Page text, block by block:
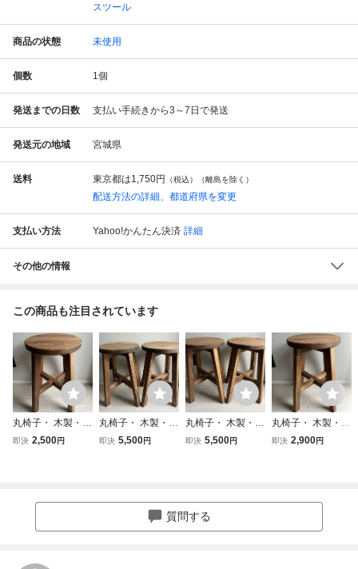
スツール
商品の状態 未使用
個数 1個
発送までの日数 支払い手続きから3～7日で発送
発送元の地域 宮城県
送料 東京都は1,750円 （税込）（離島を除く）
配送方法の詳細、都道府県を変更
支払い方法 Yahoo!かんたん決済 詳細
その他の情報
この商品も注目されています
丸椅子・ 木製・
天然木・ アンティ
即決 2,500円
丸椅子・ 木製・
天然木・ アンティ
即決 5,500円
丸椅子・ 木製・
天然木・ アンティ
即決 5,500円
丸椅子・ 木製・
天然木・ アンティ
即決 2,900円
質問する